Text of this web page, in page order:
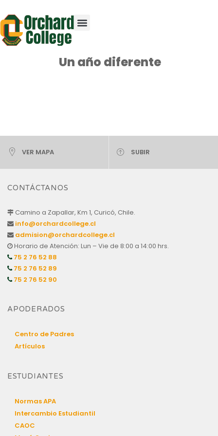
Un año diferente
VER MAPA SUBIR
CONTÁCTANOS
Camino a Zapallar, Km 1, Curicó, Chile.
info@orchardcollege.cl
admision@orchardcollege.cl
Horario de Atención: Lun – Vie de 8:00 a 14:00 hrs.
75 2 76 52 88
75 2 76 52 89
75 2 76 52 90
APODERADOS
Centro de Padres
Artículos
ESTUDIANTES
Normas APA
Intercambio Estudiantil
CAOC